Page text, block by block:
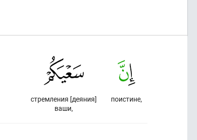
поистине,
стремления [деяния]
ваши,